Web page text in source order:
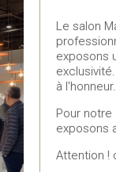
Le salon
exposons
à l'honneur.
Pour notre
exposons
Attention !